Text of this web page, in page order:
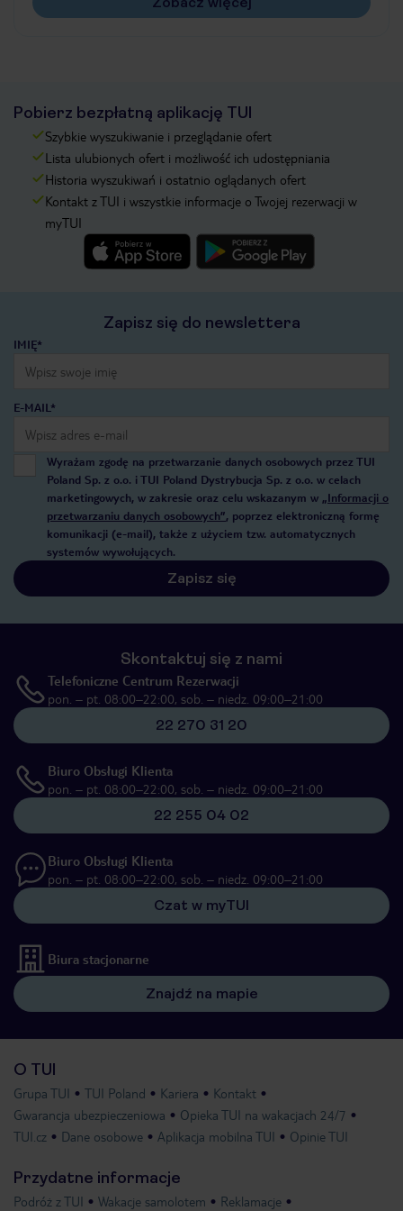
Pobierz bezpłatną aplikację TUI
Szybkie wyszukiwanie i przeglądanie ofert
Lista ulubionych ofert i możliwość ich udostępniania
Historia wyszukiwań i ostatnio oglądanych ofert
Kontakt z TUI i wszystkie informacje o Twojej rezerwacji w
myTUI
Zapisz się do newslettera
IMIĘ*
E-MAIL*
Wyrażam zgodę na przetwarzanie danych osobowych przez TUI
Poland Sp. z o.o. i TUI Poland Dystrybucja Sp. z o.o. w celach
marketingowych, w zakresie oraz celu wskazanym w „Informacji o
przetwarzaniu danych osobowych”, poprzez elektroniczną formę
komunikacji (e-mail), także z użyciem tzw. automatycznych
systemów wywołujących.
Zapisz się
Skontaktuj się z nami
Telefoniczne Centrum Rezerwacji
pon. – pt. 08:00–22:00, sob. – niedz. 09:00–21:00
22 270 31 20
Biuro Obsługi Klienta
pon. – pt. 08:00–22:00, sob. – niedz. 09:00–21:00
22 255 04 02
Biuro Obsługi Klienta
pon. – pt. 08:00–22:00, sob. – niedz. 09:00–21:00
Czat w myTUI
Biura stacjonarne
Znajdź na mapie
O TUI
Grupa TUI TUI Poland Kariera
Kontakt
Gwarancja ubezpieczeniowa
Opieka TUI na wakacjach 24/7
TUI.cz
Dane osobowe Aplikacja mobilna TUI Opinie TUI
Przydatne informacje
Podróż z TUI Wakacje samolotem Reklamacje